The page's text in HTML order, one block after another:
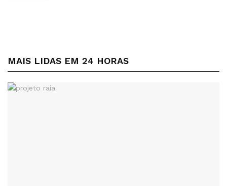
MAIS LIDAS EM 24 HORAS